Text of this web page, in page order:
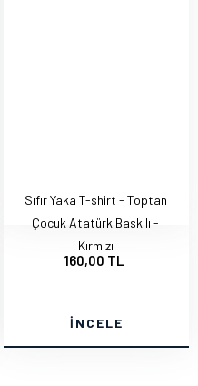
Sıfır Yaka T-shirt - Toptan
Çocuk Atatürk Baskılı -
Kırmızı
160,00 TL
İNCELE